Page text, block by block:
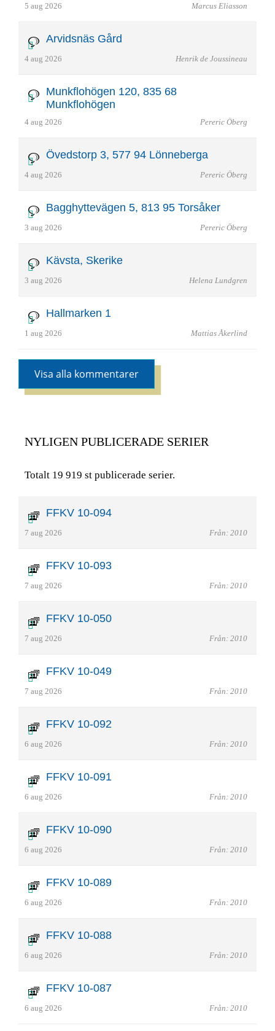
5 aug 2026 Marcus Eliasson
Arvidsnäs Gård
4 aug 2026 Henrik de Joussineau
Munkflohögen 120, 835 68
Munkflohögen
4 aug 2026 Pereric Öberg
Övedstorp 3, 577 94 Lönneberga
4 aug 2026 Pereric Öberg
Bagghyttevägen 5, 813 95 Torsåker
3 aug 2026 Pereric Öberg
Kävsta, Skerike
3 aug 2026 Helena Lundgren
Hallmarken 1
1 aug 2026 Mattias Åkerlind
Visa alla kommentarer
NYLIGEN PUBLICERADE SERIER
Totalt 19 919 st publicerade serier.
FFKV 10-094
7 aug 2026 Från: 2010
FFKV 10-093
7 aug 2026 Från: 2010
FFKV 10-050
7 aug 2026 Från: 2010
FFKV 10-049
7 aug 2026 Från: 2010
FFKV 10-092
6 aug 2026 Från: 2010
FFKV 10-091
6 aug 2026 Från: 2010
FFKV 10-090
6 aug 2026 Från: 2010
FFKV 10-089
6 aug 2026 Från: 2010
FFKV 10-088
6 aug 2026 Från: 2010
FFKV 10-087
6 aug 2026 Från: 2010